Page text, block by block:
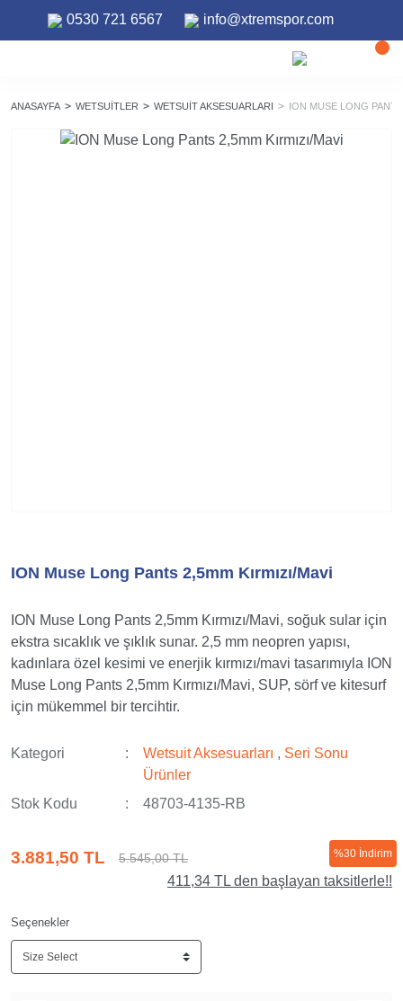
0530 721 6567 info@xtremspor.com
ANASAYFA WETSUITLER WETSUIT AKSESUARLARI ION MUSE LONG
ION Muse Long Pants 2,5mm Kırmızı/Mavi
ION Muse Long Pants 2,5mm Kırmızı/Mavi, soğuk sular için
ekstra sıcaklık ve şıklık sunar. 2,5 mm neopren yapısı,
kadınlara özel kesimi ve enerjik kırmızı/mavi tasarımıyla ION
Muse Long Pants 2,5mm Kırmızı/Mavi, SUP, sörf ve kitesurf
için mükemmel bir tercihtir.
Kategori Wetsuit Aksesuarları , Seri Sonu
Ürünler
Stok Kodu
48703-4135-RB
3.881,50 TL 5.545,00 TL %30 İndirim
411,34 TL den başlayan taksitlerle!!
Seçenekler